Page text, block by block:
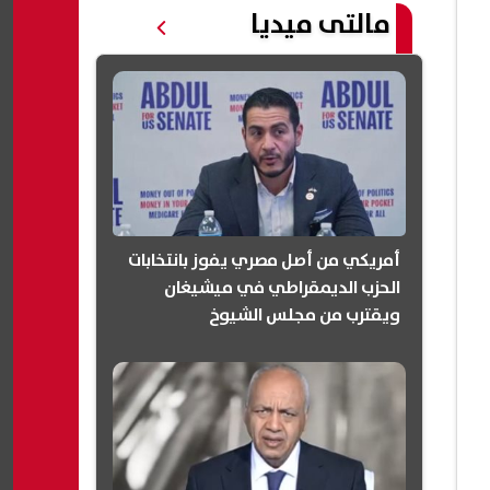
مالتى ميديا
أمريكي من أصل مصري يفوز بانتخابات
الحزب الديمقراطي في ميشيغان
ويقترب من مجلس الشيوخ